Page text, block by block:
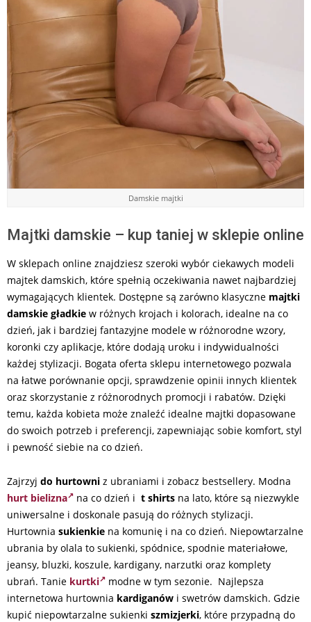
Damskie majtki
Majtki damskie – kup taniej w sklepie online
W sklepach online znajdziesz szeroki wybór ciekawych modeli
majtek damskich, które spełnią oczekiwania nawet najbardziej
wymagających klientek. Dostępne są zarówno klasyczne majtki
damskie gładkie w różnych krojach i kolorach, idealne na co
dzień, jak i bardziej fantazyjne modele w różnorodne wzory,
koronki czy aplikacje, które dodają uroku i indywidualności
każdej stylizacji. Bogata oferta sklepu internetowego pozwala
na łatwe porównanie opcji, sprawdzenie opinii innych klientek
oraz skorzystanie z różnorodnych promocji i rabatów. Dzięki
temu, każda kobieta może znaleźć idealne majtki dopasowane
do swoich potrzeb i preferencji, zapewniając sobie komfort, styl
i pewność siebie na co dzień.
Zajrzyj do hurtowni z ubraniami i zobacz bestsellery. Modna
hurt bielizna
na co dzień i t shirts na lato, które są niezwykle
uniwersalne i doskonale pasują do różnych stylizacji.
Hurtownia sukienkie na komunię i na co dzień. Niepowtarzalne
ubrania by olala to sukienki, spódnice, spodnie materiałowe,
jeansy, bluzki, koszule, kardigany, narzutki oraz komplety
ubrań. Tanie kurtki
modne w tym sezonie. Najlepsza
internetowa hurtownia kardiganów i swetrów damskich. Gdzie
kupić niepowtarzalne sukienki szmizjerki, które przypadną do